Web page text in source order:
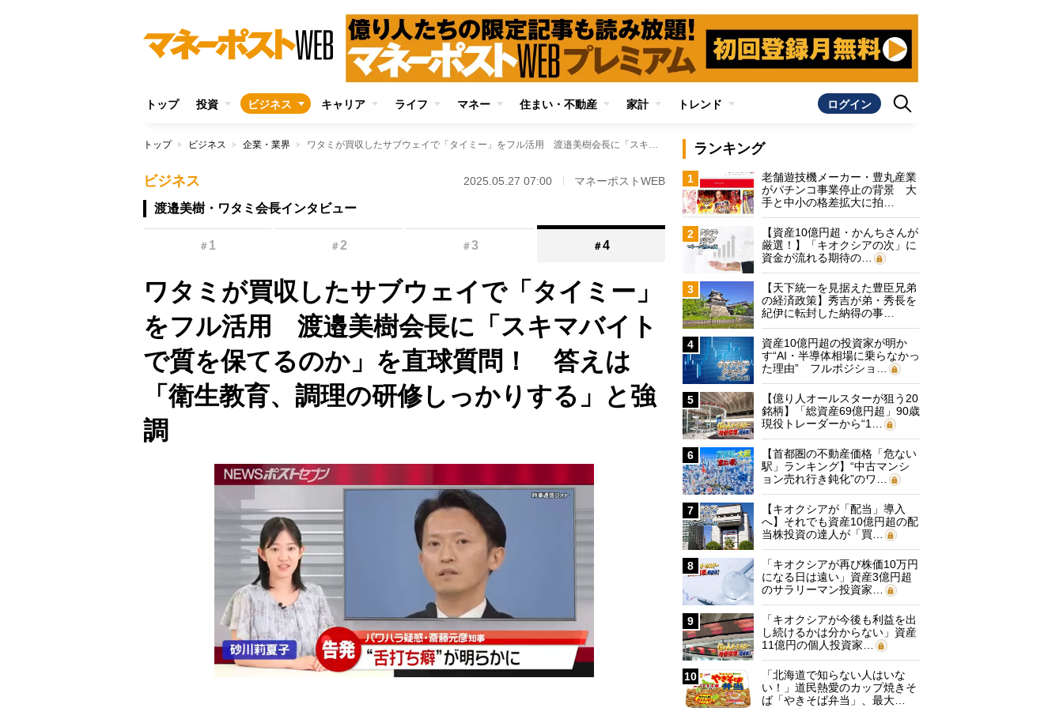
トップ 投資 ビジネス キャリア ライフ マネー 住まい・不動産 家計 トレンド ログイン
トップ ビジネス 企業・業界 ワタミが買収したサブウェイで「タイミー」をフル活用 渡邉美樹会長に「スキマバイトで質を保てるのか」を直球質問！ 答えは「衛生教育、調理の研修しっかりする」と強調
ビジネス 2025.05.27 07:00 マネーポストWEB
渡邉美樹・ワタミ会長インタビュー
＃ 1 ＃2 ＃3 ＃4
ワタミが買収したサブウェイで「タイミー」
をフル活用 渡邉美樹会長に「スキマバイト
で質を保てるのか」を直球質問！ 答えは
「衛生教育、調理の研修しっかりする」と強
調
ランキング
1
老舗遊技機メーカー・豊丸産業
がパチンコ事業停止の背景 大
手と中小の格差拡大に拍…
2
【資産10億円超・かんちさんが
厳選！】「キオクシアの次」に
資金が流れる期待の…
3
【天下統一を見据えた豊臣兄弟
の経済政策】秀吉が弟・秀長を
紀伊に転封した納得の事…
4
資産10億円超の投資家が明か
す“AI・半導体相場に乗らなかっ
た理由” フルポジショ…
5
【億り人オールスターが狙う20
銘柄】「総資産69億円超」90歳
現役トレーダーから“1…
6
【首都圏の不動産価格「危ない
駅」ランキング】“中古マンシ
ョン売れ行き鈍化”のワ…
7
【キオクシアが「配当」導入
へ】それでも資産10億円超の配
当株投資の達人が「買…
8
「キオクシアが再び株価10万円
になる日は遠い」資産3億円超
のサラリーマン投資家…
9
「キオクシアが今後も利益を出
し続けるかは分からない」資産
11億円の個人投資家…
10
「北海道で知らない人はいな
い！」道民熱愛のカップ焼きそ
ば「やきそば弁当」、最大…